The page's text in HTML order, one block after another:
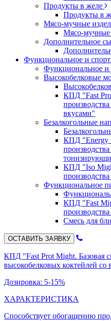
Продукты в желе
Продукты в
Мясо-мучные
Мясо-мучные
Дополнительное
Функциональное и
Функциональное и
Высокобелковые
КПД "Fast
вкусами"
Безалкогольные
КПД "Energy
КПД "Iso
Функциональное
КПД "Fast
Смесь для
ОСТАВИТЬ ЗАЯВКУ
КПД "Fast Prot Might. Базовая
высокобелковых коктейлей со
Дозировка: 5-15%
ХАРАКТЕРИСТИКА
Способствует обогащению